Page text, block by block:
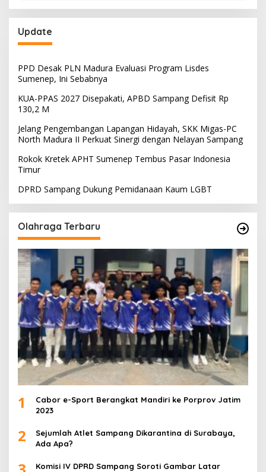
Update
PPD Desak PLN Madura Evaluasi Program Lisdes
Sumenep, Ini Sebabnya
KUA-PPAS 2027 Disepakati, APBD Sampang Defisit Rp
130,2 M
Jelang Pengembangan Lapangan Hidayah, SKK Migas-PC
North Madura II Perkuat Sinergi dengan Nelayan Sampang
Rokok Kretek APHT Sumenep Tembus Pasar Indonesia
Timur
DPRD Sampang Dukung Pemidanaan Kaum LGBT
Olahraga Terbaru
1
Cabor e-Sport Berangkat Mandiri ke Porprov Jatim
2023
2
Sejumlah Atlet Sampang Dikarantina di Surabaya,
Ada Apa?
Komisi IV DPRD Sampang Soroti Gambar Latar